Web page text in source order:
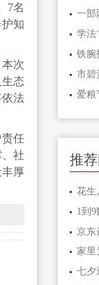
7名
知
次
态
法
任
社
厚
学法
铁腕
爱粮
推
1到9
京东
家里